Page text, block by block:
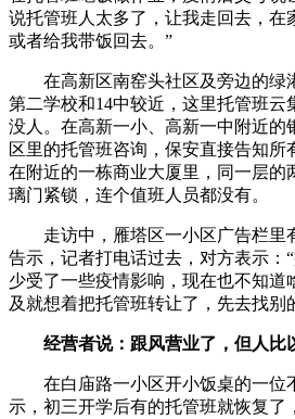
说托管班人太多了，让我走回去，在
或者给我带饭回去。”
在高新区南窑头社区及旁边的绿
第二学校和14中较近，这里托管班云
没人。在高新一小、高新一中附近的
区里的托管班咨询，保安直接告知所
在附近的一栋商业大厦里，同一层的
璃门紧锁，连个值班人员都没有。
走访中，雁塔区一小区广告栏里
告示，记者打电话过去，对方表示：
少受了一些疫情影响，现在也不知道
及就想着把托管班转让了，先去找别
经营者说：跟风营业了，但人比
在白庙路一小区开小饭桌的一位
示，初三开学后有的托管班就恢复了